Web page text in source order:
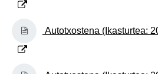
(Beste leiho bat zabalduko
Autotxostena (Ikasturtea:
(Beste leiho bat zabalduko